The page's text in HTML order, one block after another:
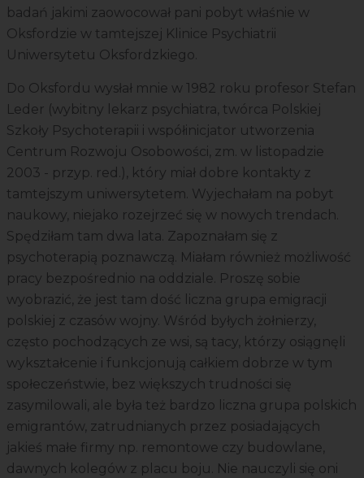
badań jakimi zaowocował pani pobyt właśnie w
Oksfordzie w tamtejszej Klinice Psychiatrii
Uniwersytetu Oksfordzkiego.
Do Oksfordu wysłał mnie w 1982 roku profesor Stefan
Leder (wybitny lekarz psychiatra, twórca Polskiej
Szkoły Psychoterapii i współinicjator utworzenia
Centrum Rozwoju Osobowości, zm. w listopadzie
2003 - przyp. red.), który miał dobre kontakty z
tamtejszym uniwersytetem. Wyjechałam na pobyt
naukowy, niejako rozejrzeć się w nowych trendach.
Spędziłam tam dwa lata. Zapoznałam się z
psychoterapią poznawczą. Miałam również możliwość
pracy bezpośrednio na oddziale. Proszę sobie
wyobrazić, że jest tam dość liczna grupa emigracji
polskiej z czasów wojny. Wśród byłych żołnierzy,
często pochodzących ze wsi, są tacy, którzy osiągnęli
wykształcenie i funkcjonują całkiem dobrze w tym
społeczeństwie, bez większych trudności się
zasymilowali, ale była też bardzo liczna grupa polskich
emigrantów, zatrudnianych przez posiadających
jakieś małe firmy np. remontowe czy budowlane,
dawnych kolegów z placu boju. Nie nauczyli się oni